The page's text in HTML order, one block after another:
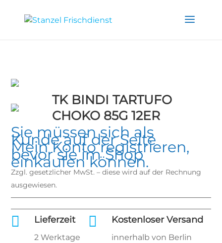
TK BINDI TARTUFO
CHOKO 85G 12ER
Sie müssen sich als
Kunde auf der Seite
Mein Kontoregistrieren,
bevor sie im Shop
einkaufen können.
Zzgl. gesetzlicher MwSt. – diese wird auf der Rechnung
ausgewiesen.
 Lieferzeit
2 Werktage
 Kostenloser Versand
innerhalb von Berlin